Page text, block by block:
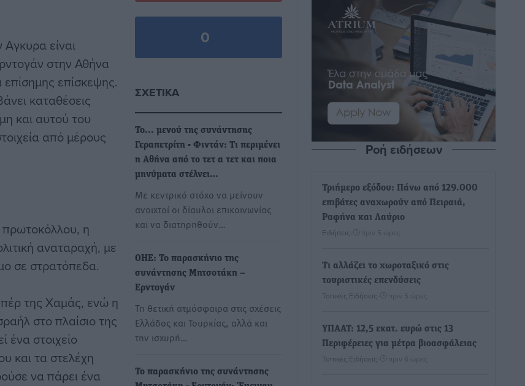
είναι
στην Αθήνα
επίσκεψης.
καταθέσεις
και αυτού του
από μέρους
πρωτοκόλλου, η
αναταραχή, με
σε στρατόπεδα.
της Χαμάς, ενώ η
στο πλαίσιο της
ένα στοιχείο
και τα στελέχη
να πάρει ένα
0
ΣΧΕΤΙΚΆ
Το... μενού της συνάντησης
Γεραπετρίτη - Φιντάν: Τι περιμένει
η Αθήνα από το τετ α τετ και ποια
μηνύματα στέλνει…
Με κεντρικό στόχο να μείνουν
ανοιχτοί οι δίαυλοι επικοινωνίας
και να διατηρηθούν…
ΟΗΕ: Το παρασκήνιο της
συνάντησης Μητσοτάκη –
Ερντογάν
Τη θετική ατμόσφαιρα στις σχέσεις
Ελλάδος και Τουρκίας, αλλά και
την ισχυρή…
Το παρασκήνιο της συνάντησης
Ροή ειδήσεων
Τριήμερο εξόδου: Πάνω από 129.000
επιβάτες αναχωρούν από Πειραιά,
Ραφήνα και Λαύριο
Ειδήσεις πριν 5 ώρες
Τι αλλάζει το χωροταξικό στις
τουριστικές επενδύσεις
Τοπικές Ειδήσεις πριν 5 ώρες
ΥΠΑΑΤ: 12,5 εκατ. ευρώ στις 13
Περιφέρειες για μέτρα βιοασφάλειας
Τοπικές Ειδήσεις πριν 6 ώρες